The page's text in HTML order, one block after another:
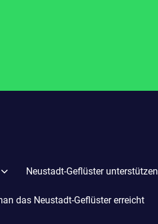
Neustadt-Geflüster unterstützen
das Neustadt-Geflüster erreicht